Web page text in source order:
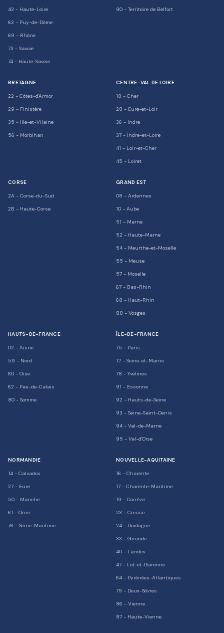
43 - Haute-Loire
63 - Puy-de-Dôme
69 - Rhône
73 - Savoie
74 - Haute-Savoie
90 - Territoire de Belfort
BRETAGNE
22 - Côtes-d'Armor
29 - Finistère
35 - Ille-et-Vilaine
56 - Morbihan
CENTRE-VAL DE LOIRE
18 - Cher
28 - Eure-et-Loir
36 - Indre
37 - Indre-et-Loire
41 - Loir-et-Cher
45 - Loiret
CORSE
2A - Corse-du-Sud
2B - Haute-Corse
GRAND EST
08 - Ardennes
10 - Aube
51 - Marne
52 - Haute-Marne
54 - Meurthe-et-Moselle
55 - Meuse
57 - Moselle
67 - Bas-Rhin
68 - Haut-Rhin
88 - Vosges
HAUTS-DE-FRANCE
02 - Aisne
59 - Nord
60 - Oise
62 - Pas-de-Calais
80 - Somme
ÎLE-DE-FRANCE
75 - Paris
77 - Seine-et-Marne
78 - Yvelines
91 - Essonne
92 - Hauts-de-Seine
93 - Seine-Saint-Denis
94 - Val-de-Marne
95 - Val-d'Oise
NORMANDIE
14 - Calvados
27 - Eure
50 - Manche
61 - Orne
76 - Seine-Maritime
NOUVELLE-AQUITAINE
16 - Charente
17 - Charente-Maritime
19 - Corrèze
23 - Creuse
24 - Dordogne
33 - Gironde
40 - Landes
47 - Lot-et-Garonne
64 - Pyrénées-Atlantiques
79 - Deux-Sèvres
86 - Vienne
87 - Haute-Vienne